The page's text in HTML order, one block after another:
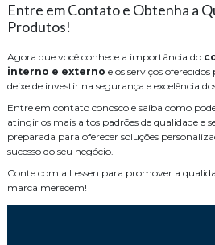
Entre em Contato e Obtenha a
Produtos!
Agora que você conhece a importância do
interno e externo e os serviços
deixe de investir na segurança e excelência
Entre em contato conosco e saiba como
atingir os mais altos padrões de qualidade e
preparada para oferecer soluções
sucesso do seu negócio.
Conte com a Lessen para promover a
marca merecem!